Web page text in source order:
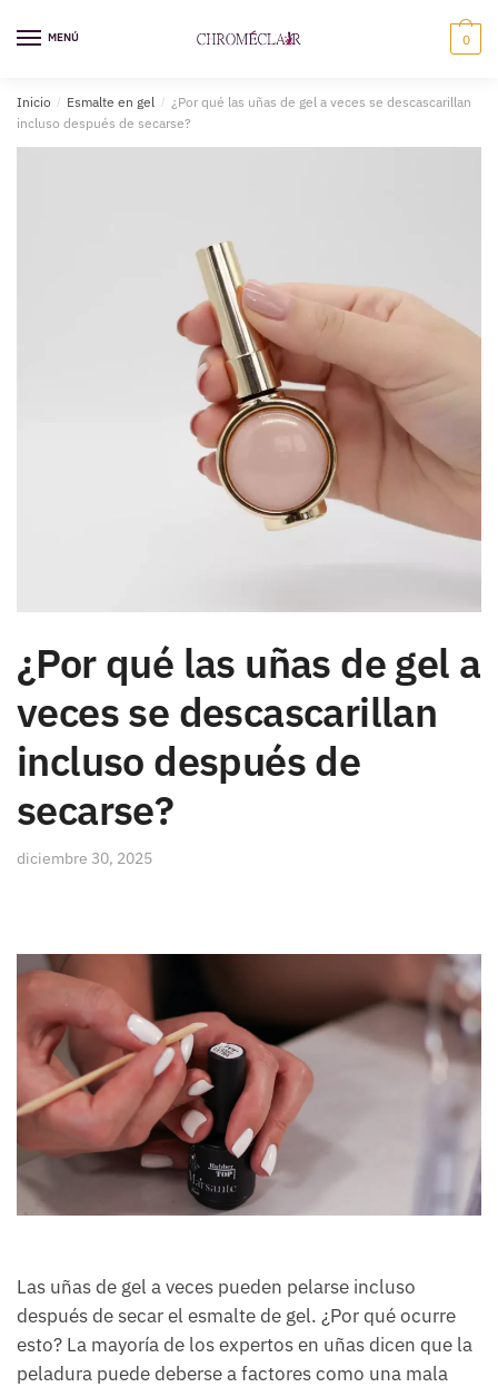
navegación
MENÚ 0
Inicio / Esmalte en gel / ¿Por qué las uñas de gel a veces se descascarillan
incluso después de secarse?
¿Por qué las uñas de gel a
veces se descascarillan
incluso después de
secarse?
diciembre 30, 2025
Las uñas de gel a veces pueden pelarse incluso
después de secar el esmalte de gel. ¿Por qué ocurre
esto? La mayoría de los expertos en uñas dicen que la
peladura puede deberse a factores como una mala